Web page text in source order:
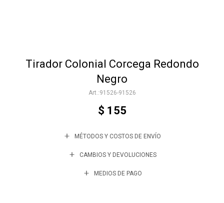
Tirador Colonial Corcega Redondo
Negro
91526-91526
$ 155
MÉTODOS Y COSTOS DE ENVÍO
CAMBIOS Y DEVOLUCIONES
MEDIOS DE PAGO
Varios